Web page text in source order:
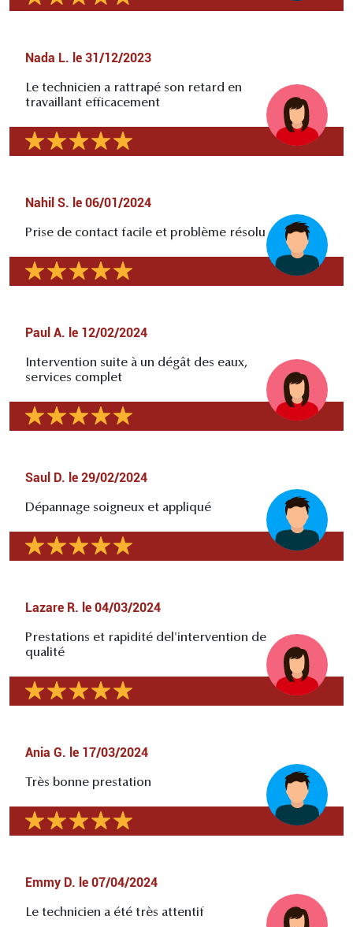
Nada L. le 31/12/2023
Le technicien a rattrapé son retard en
travaillant efficacement
Nahil S. le 06/01/2024
Prise de contact facile et problème résolu
Paul A. le 12/02/2024
Intervention suite à un dégât des eaux,
services complet
Saul D. le 29/02/2024
Dépannage soigneux et appliqué
Lazare R. le 04/03/2024
Prestations et rapidité del'intervention de
qualité
Ania G. le 17/03/2024
Très bonne prestation
Emmy D. le 07/04/2024
Le technicien a été très attentif